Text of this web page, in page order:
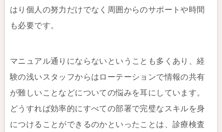
はり個人の努力だけでなく周囲からのサポートや時間
も必要です。
マニュアル通りにならないということも多くあり、経
験の浅いスタッフからはローテーションで情報の共有
が難しいことなどについての悩みを耳にしています。
どうすれば効率的にすべての部署で完璧なスキルを身
につけることができるのかといったことは、診療検査